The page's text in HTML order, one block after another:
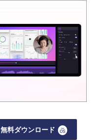
無料ダウンロード